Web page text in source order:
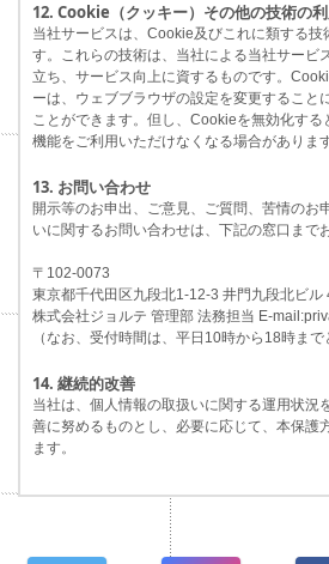
12. Cookie（クッキー）その他の技術の
当社サービスは、Cookie及びこれに類する技
す。これらの技術は、当社による当社サービ
立ち、サービス向上に資するものです。
ーは、ウェブブラウザの設定を変更すること
ことができます。但し、Cookieを無効化す
機能をご利用いただけなくなる場合があります
13. お問い合わせ
開示等のお申出、ご意見、ご質問、苦情のお
いに関するお問い合わせは、下記の窓口まで
〒102-0073
東京都千代田区九段北1-12-3 井門九段北ビル
株式会社ジョルテ 管理部 法務担当 E-
（なお、受付時間は、平日10時から18時まで
14. 継続的改善
当社は、個人情報の取扱いに関する運用状況
善に努めるものとし、必要に応じて、本保護
ます。